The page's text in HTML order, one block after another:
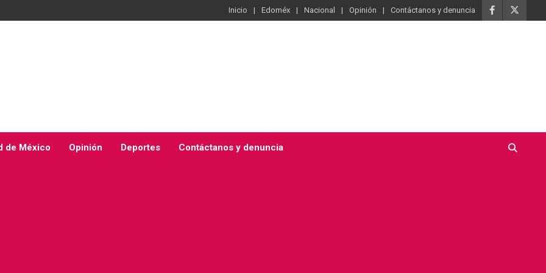
Inicio Edoméx Nacional Opinión Contáctanos y denuncia
de México Opinión Deportes Contáctanos y denuncia